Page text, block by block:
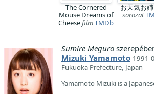
The Cornered
Mouse Dreams of
CheesefilmTMDb
お天気お
sorozat
Sumire Meguro
Mizuki Yamamoto 1991-
Fukuoka Prefecture, Japan
Yamamoto Mizuki is a